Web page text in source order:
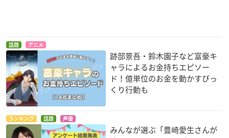
話題 アニメ
跡部景吾・鈴木園子など富豪キ
ャラによるお金持ちエピソー
ド！億単位のお金を動かすびっ
くり行動も
ランキング 話題 声優
みんなが選ぶ「豊崎愛生さんが